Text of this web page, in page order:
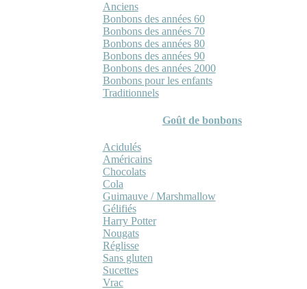
Anciens
Bonbons des années 60
Bonbons des années 70
Bonbons des années 80
Bonbons des années 90
Bonbons des années 2000
Bonbons pour les enfants
Traditionnels
Goût de bonbons
Acidulés
Américains
Chocolats
Cola
Guimauve / Marshmallow
Gélifiés
Harry Potter
Nougats
Réglisse
Sans gluten
Sucettes
Vrac